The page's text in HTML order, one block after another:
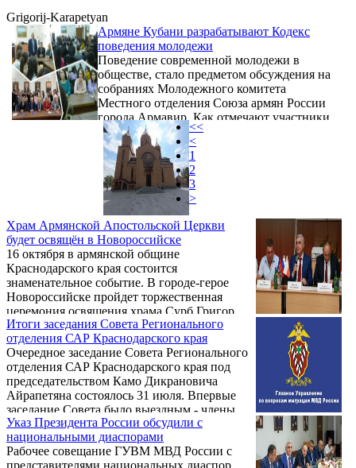
Grigorij-Karapetyan
Армяне Кубани разрабатывают Кодекс
поведения молодежи
Поведение современной молодежи в
обществе, стало предметом обсуждения на
собраниях Молодежного комитета
Местного отделения Союза армян России
города Армавир. Как отмечают участники
собраний, сегодня все чаще можно
заметить, что у представителей молодого
поколения, независимо от национальной
принадлежности, получают популярность
идеи вседозволенности, наблюдается
склонность к пренебрежению
национальными традициями, нет должного
уважения к старшим, вызывающим
становится поведение в общественных
местах, ...
Храм Армянской Апостольской Церкви
будет освящён в Новороссийске
16 октября в армянской общине
Краснодарского края состоится
знаменательное событие. В городе-герое
Новороссийске пройдет торжественная
церемония освящения храма Сурб Григор
Лусаворич (Святого Григория
Просветителя) Епархии Юга России
Армянской Апостольской Церкви.
Итоги заседания Совета Регионального
отделения САР Краснодарского края
Очередное заседание Совета Регионального
отделения САР Краснодарского края под
председательством Камо Дикрановича
Айрапетяна состоялось 31 июля. Впервые
заседание Совета было выездным - члены
Совета, руководители и представители
местных отделений САР собрались в
конференц-зале Торгово-Промышленной
Указ Президента России обсудили с
национальными диаспорами
Рабочее совещание ГУВМ МВД России с
представителями национальных диаспор
<<
<
1
2
3
>